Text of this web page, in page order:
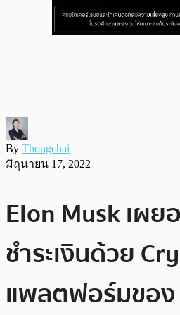
By Thongchai
มิถุนายน 17, 2022
Elon Musk เผย
ชำระเงินด้วย
แพลตฟอร์มขอ